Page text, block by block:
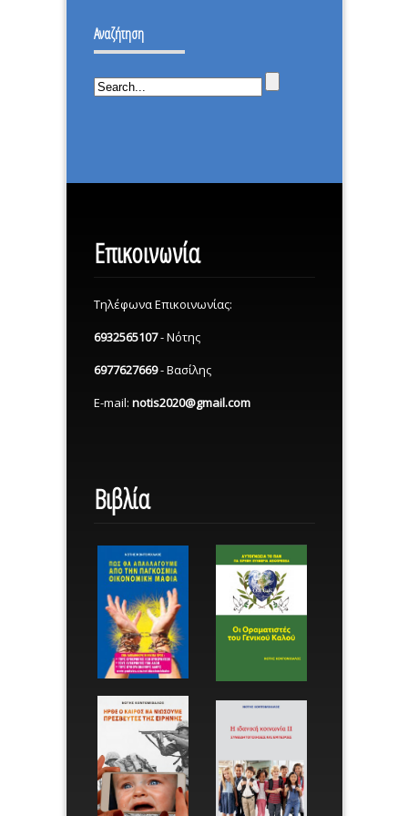
Αναζήτηση
Επικοινωνία
Τηλέφωνα Επικοινωνίας:
6932565107- Νότης
6977627669- Βασίλης
E-mail: notis2020@gmail.com
Βιβλία